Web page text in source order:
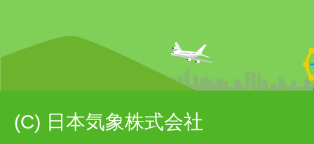
(C) 日本気象株式会社